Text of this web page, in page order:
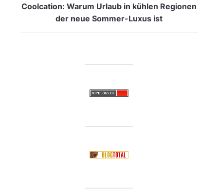
Coolcation: Warum Urlaub in kühlen Regionen
der neue Sommer-Luxus ist